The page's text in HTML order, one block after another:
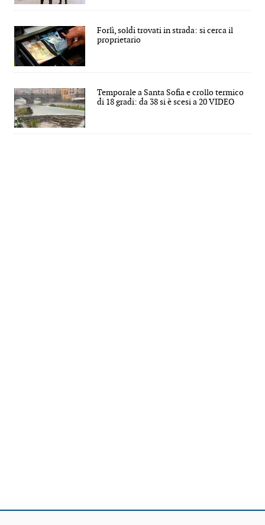
Forlì, soldi trovati in strada: si cerca il
proprietario
Temporale a Santa Sofia e crollo termico
di 18 gradi: da 38 si è scesi a 20 VIDEO